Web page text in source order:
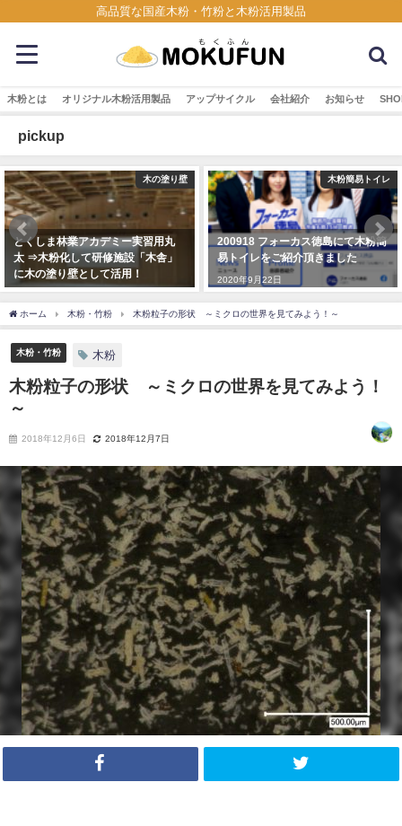
高品質な国産木粉・竹粉と木粉活用製品
木粉とは オリジナル木粉活用製品 アップサイクル 会社紹介 お知らせ
pickup
木粉簡易トイレ
200918 フォーカス徳島にて木粉簡
易トイレをご紹介頂きました
2020年9月22日
ゆめタウン徳島のLoftさんで木粉を
活用したグッズ販売中！
2021年8月15日
ホーム 木粉・竹粉 木粉粒子の形状 ～ミクロの世界を見てみよう！～
木粉・竹粉 木粉
木粉粒子の形状 ～ミクロの世界を見てみよう！
～
2018年12月6日 2018年12月7日